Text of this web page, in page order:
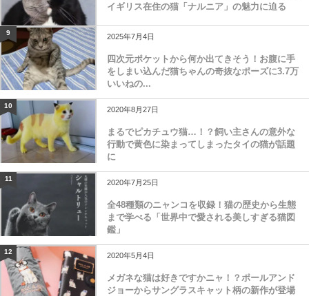
イギリス在住の猫「ナルニア」の魅力に迫る
9 2025年7月4日
四次元ポケットから何か出てきそう！お腹に手
をしまい込んだ猫ちゃんの奇抜なポーズに3.7万
いいねの...
10 2020年8月27日
まるでピカチュウ猫…！？飼い主さんの意外な
行動で黄色に染まってしまったタイの猫が話題
に
11 2020年7月25日
全48種類のニャンコを収録！猫の歴史から生態
まで学べる「世界中で愛される美しすぎる猫図
鑑」
12 2020年5月4日
メガネな猫は好きですかニャ！？ポールアンド
ジョーからサングラスキャット柄の新作が登場